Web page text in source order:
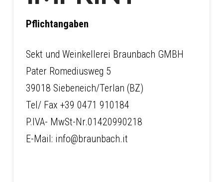
Pflichtangaben
Sekt und Weinkellerei Braunbach GMBH
Pater Romediusweg 5
39018 Siebeneich/Terlan (BZ)
Tel/ Fax +39 0471 910184
P.IVA- MwSt-Nr.01420990218
E-Mail: info@braunbach.it